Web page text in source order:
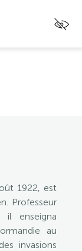
1922, est
Professeur
il enseigna
au
invasions